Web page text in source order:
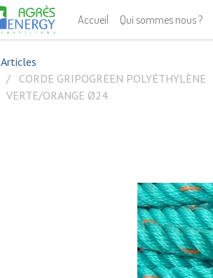
Accueil Qui sommes nous ?
Articles
CORDE GRIPOGREEN POLYÉTHYLÈNE
VERTE/ORANGE Ø24